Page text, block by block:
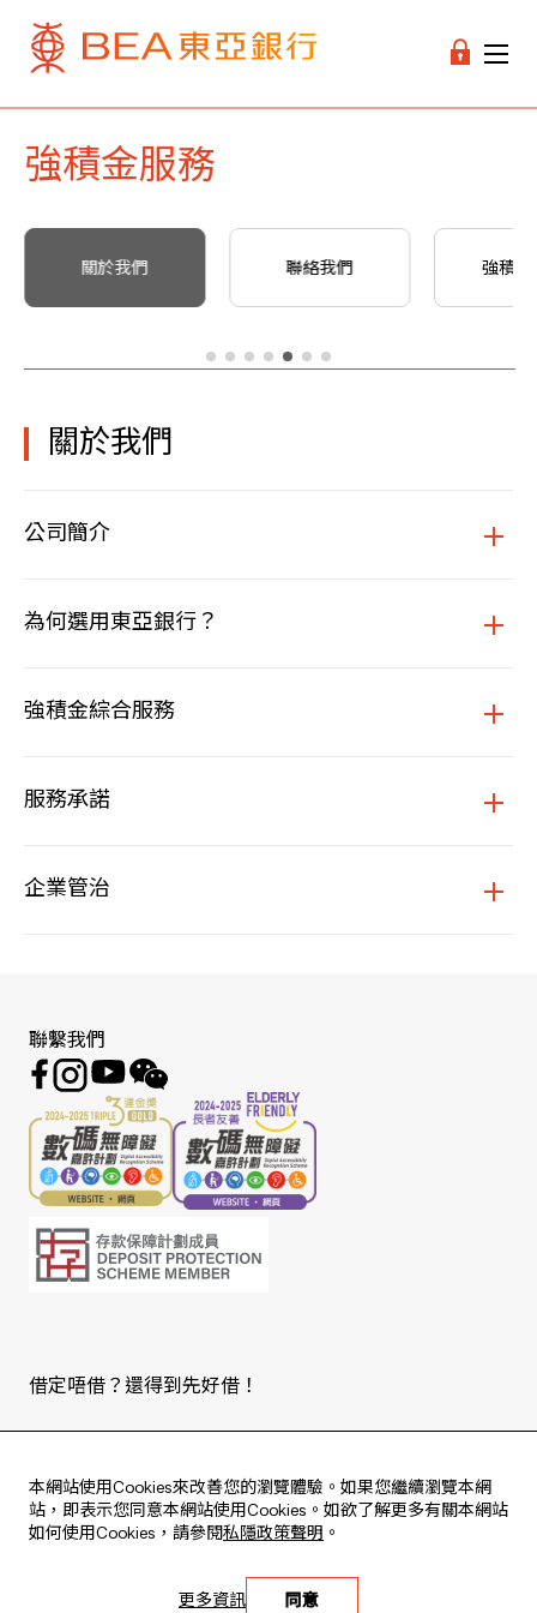
強積金服務
關於我們 聯絡我們 強積金
關於我們
公司簡介
為何選用東亞銀行？
強積金綜合服務
服務承諾
企業管治
本網站使用Cookies來改善您的瀏覽體驗。如果您繼續瀏覽本網
站，即表示您同意本網站使用Cookies。如欲了解更多有關本網站
如何使用Cookies，請參閱私隱政策聲明 。
同意
更多資訊
聯繫我們
借定唔借？還得到先好借！
Live every moment